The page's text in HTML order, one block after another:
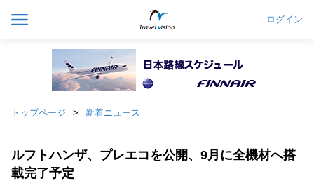
ログイン
トップページ 新着ニュース
ルフトハンザ、プレエコを公開、9月に全機材へ搭
載完了予定